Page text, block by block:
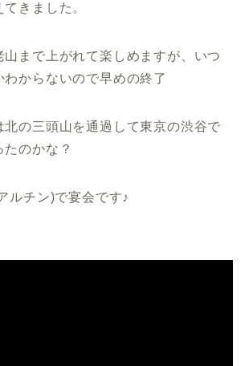
きました。
山まで上がれて楽しめますが、いつ
からないので早めの終了
北の三頭山を通過して東京の渋谷で
のかな？
ルチン)で宴会です♪